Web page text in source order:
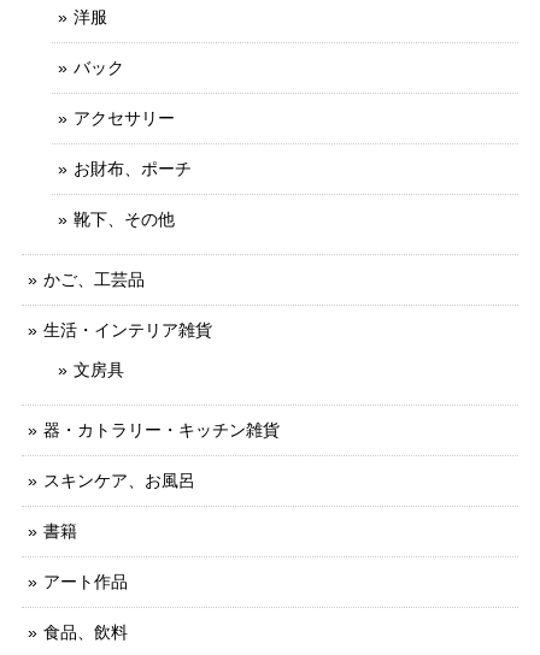
洋服
バック
アクセサリー
お財布、ポーチ
靴下、その他
かご、工芸品
生活・インテリア雑貨
文房具
器・カトラリー・キッチン雑貨
スキンケア、お風呂
書籍
アート作品
食品、飲料